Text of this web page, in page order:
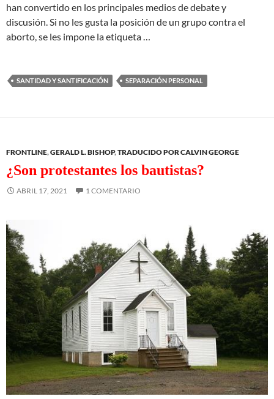
han convertido en los principales medios de debate y
discusión. Si no les gusta la posición de un grupo contra el
aborto, se les impone la etiqueta …
SANTIDAD Y SANTIFICACIÓN SEPARACIÓN PERSONAL
FRONTLINE,GERALD L. BISHOP,TRADUCIDO POR CALVIN GEORGE
¿Son protestantes los bautistas?
ABRIL 17, 2021 1 COMENTARIO